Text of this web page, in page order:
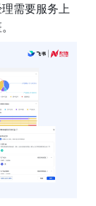
需要服务上